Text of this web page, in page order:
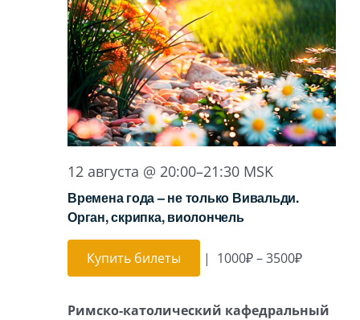
12 августа @ 20:00–21:30 MSK
Времена года – не только Вивальди.
Орган, скрипка, виолончель
Купить билеты | 1000₽ – 3500₽
Римско-католический кафедральный